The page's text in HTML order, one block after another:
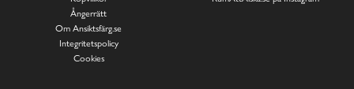
Ångerrätt
Om Ansiktsfärg.se
Integritetspolicy
Cookies